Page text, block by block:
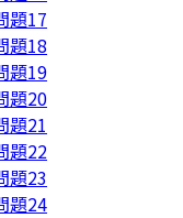
題17
題18
題19
題20
題21
題22
題23
題24